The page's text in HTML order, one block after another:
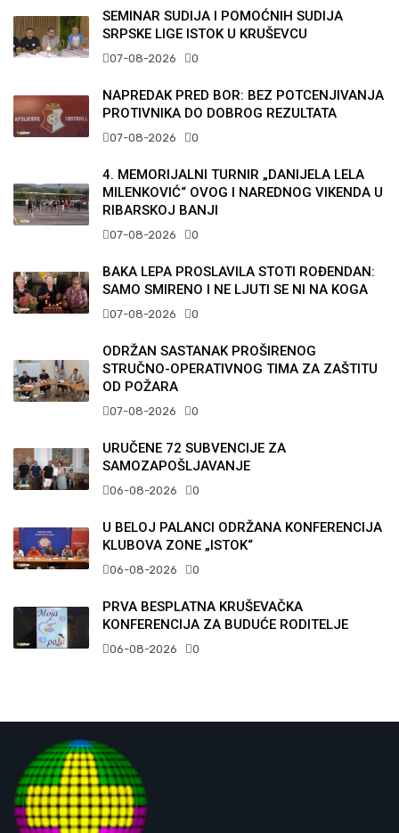
SEMINAR SUDIJA I POMOĆNIH SUDIJA
SRPSKE LIGE ISTOK U KRUŠEVCU
07-08-2026 0
NAPREDAK PRED BOR: BEZ POTCENJIVANJA
PROTIVNIKA DO DOBROG REZULTATA
07-08-2026 0
4. MEMORIJALNI TURNIR „DANIJELA LELA
MILENKOVIĆ“ OVOG I NAREDNOG VIKENDA U
RIBARSKOJ BANJI
07-08-2026 0
BAKA LEPA PROSLAVILA STOTI ROĐENDAN:
SAMO SMIRENO I NE LJUTI SE NI NA KOGA
07-08-2026 0
ODRŽAN SASTANAK PROŠIRENOG
STRUČNO-OPERATIVNOG TIMA ZA ZAŠTITU
OD POŽARA
07-08-2026 0
URUČENE 72 SUBVENCIJE ZA
SAMOZAPOŠLJAVANJE
06-08-2026 0
U BELOJ PALANCI ODRŽANA KONFERENCIJA
KLUBOVA ZONE „ISTOK“
06-08-2026 0
PRVA BESPLATNA KRUŠEVAČKA
KONFERENCIJA ZA BUDUĆE RODITELJE
06-08-2026 0